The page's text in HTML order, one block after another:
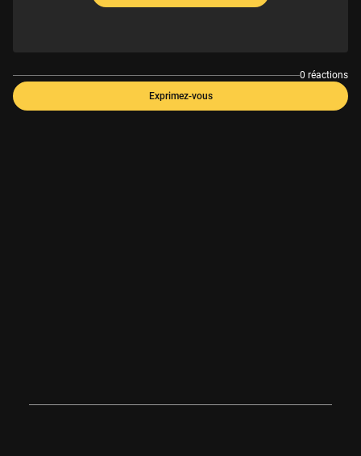
0 réactions
Exprimez-vous